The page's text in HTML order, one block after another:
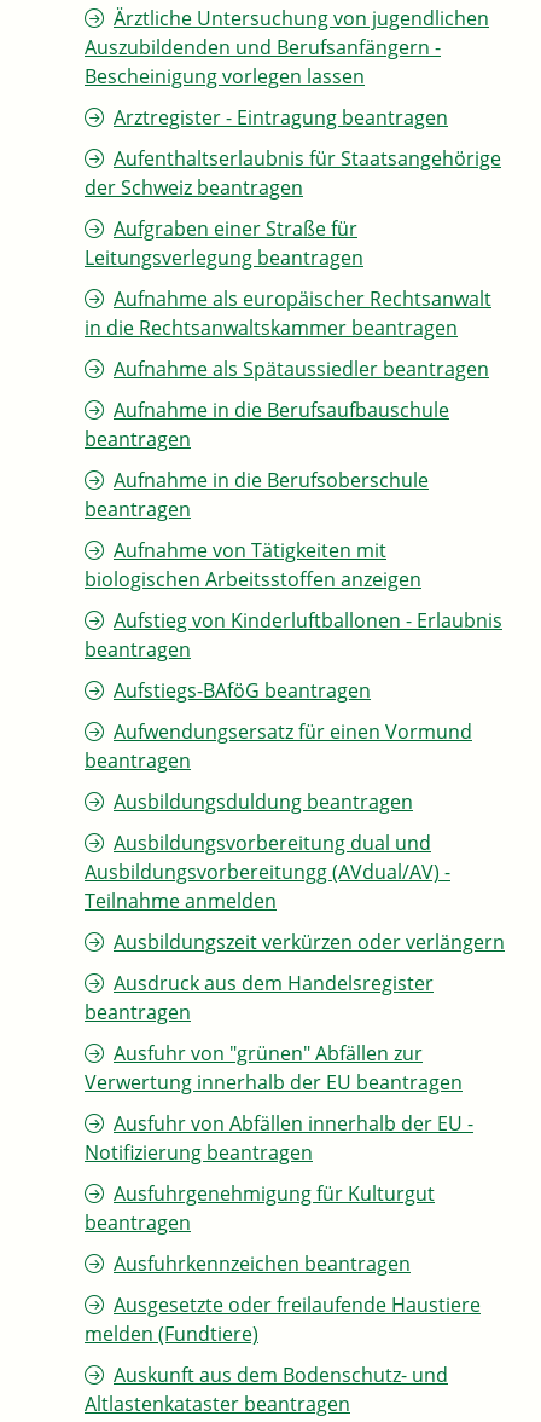
Ärztliche Untersuchung von jugendlichen
Auszubildenden und Berufsanfängern -
Bescheinigung vorlegen lassen
Arztregister - Eintragung beantragen
Aufenthaltserlaubnis für Staatsangehörige
der Schweiz beantragen
Aufgraben einer Straße für
Leitungsverlegung beantragen
Aufnahme als europäischer Rechtsanwalt
in die Rechtsanwaltskammer beantragen
Aufnahme als Spätaussiedler beantragen
Aufnahme in die Berufsaufbauschule
beantragen
Aufnahme in die Berufsoberschule
beantragen
Aufnahme von Tätigkeiten mit
biologischen Arbeitsstoffen anzeigen
Aufstieg von Kinderluftballonen - Erlaubnis
beantragen
Aufstiegs-BAföG beantragen
Aufwendungsersatz für einen Vormund
beantragen
Ausbildungsduldung beantragen
Ausbildungsvorbereitung dual und
Ausbildungsvorbereitungg (AVdual/AV) -
Teilnahme anmelden
Ausbildungszeit verkürzen oder verlängern
Ausdruck aus dem Handelsregister
beantragen
Ausfuhr von "grünen" Abfällen zur
Verwertung innerhalb der EU beantragen
Ausfuhr von Abfällen innerhalb der EU -
Notifizierung beantragen
Ausfuhrgenehmigung für Kulturgut
beantragen
Ausfuhrkennzeichen beantragen
Ausgesetzte oder freilaufende Haustiere
melden (Fundtiere)
Auskunft aus dem Bodenschutz- und
Altlastenkataster beantragen